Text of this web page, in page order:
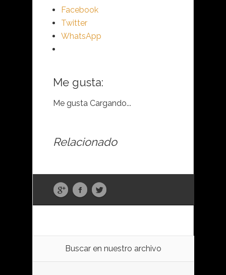
Facebook
Twitter
WhatsApp
Me gusta:
Me gusta Cargando...
Relacionado
Buscar en nuestro archivo